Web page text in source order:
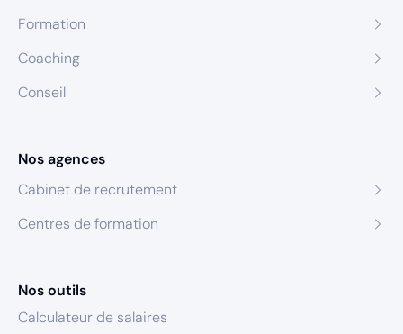
Formation
Coaching
Conseil
Nos agences
Cabinet de recrutement
Centres de formation
Nos outils
Calculateur de salaires